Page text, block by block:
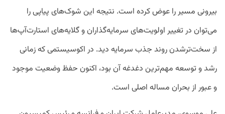
بیرونی مسیر را عوض کرده است. نتیجه این شوک‌های پیاپی را
می‌توان در تغییر اولویت‌های سرمایه‌گذاران و گلایه‌های استارت‌آپ‌ها
از سخت‌ترشدن روند جذب سرمایه دید. در اکوسیستمی که زمانی
رشد و توسعه مهم‌ترین دغدغه آن بود، اکنون حفظ وضعیت موجود
و عبور از بحران مساله اصلی است.